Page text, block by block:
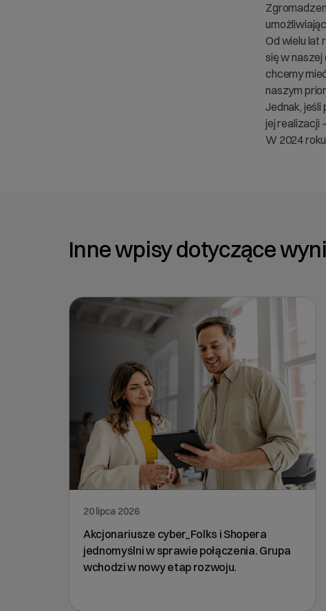
Od wielu lat
się w
chcemy
naszym
Jednak,
jej realizacji
W 2024
Inne wpisy dotyczące
20 lipca 2026
Akcjonariusze cyber_Folks i Shopera
jednomyślni w sprawie połączenia. Grupa
wchodzi w nowy etap rozwoju.